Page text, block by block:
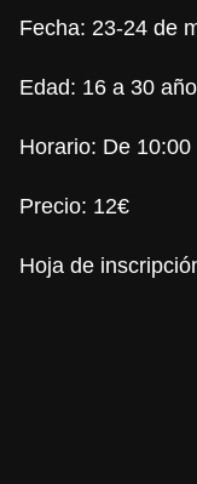
Fecha: 23-24 de
Edad: 16 a 30
Horario: De
Precio: 12€
Hoja de